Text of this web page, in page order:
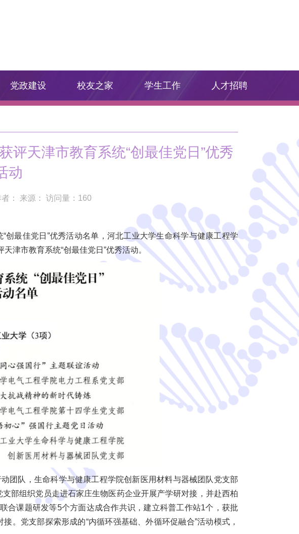
党政建设 校友之家 学生工作 人才招聘
评天津市教育系统“创最佳党日”优秀
动
： 来源： 访问量： 160
最佳党日”优秀活动名单，河北工业大学生命科学与健康工程学
津市教育系统“创最佳党日”优秀活动。
团队，生命科学与健康工程学院创新医用材料与器械团队党支部
部组织党员走进石家庄生物医药企业开展产学研对接，并赴西柏
合课题研发等5个方面达成合作共识，建立科普工作站1个，获批
。党支部探索形成的“内循环强基础、外循环促融合”活动模式，